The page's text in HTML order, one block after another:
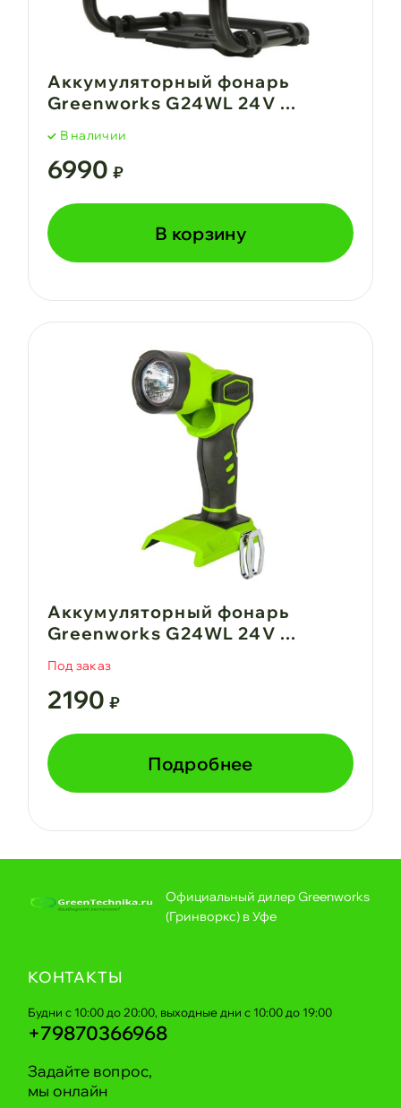
Аккумуляторный фонарь
Greenworks G24WL 24V ...
В наличии
6990 ₽
В корзину
Аккумуляторный фонарь
Greenworks G24WL 24V ...
Под заказ
2190 ₽
Подробнее
Официальный дилер Greenworks
(Гринворкс) в Уфе
КОНТАКТЫ
Будни с 10:00 до 20:00, выходные дни с 10:00 до 19:00
+79870366968
Задайте вопрос,
мы онлайн